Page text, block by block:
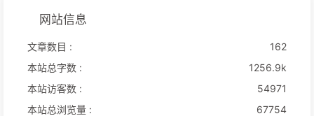
网站信息
文章数目 :
162
本站总字数 :
1256.9k
本站访客数 :
54971
本站总浏览量 :
67754